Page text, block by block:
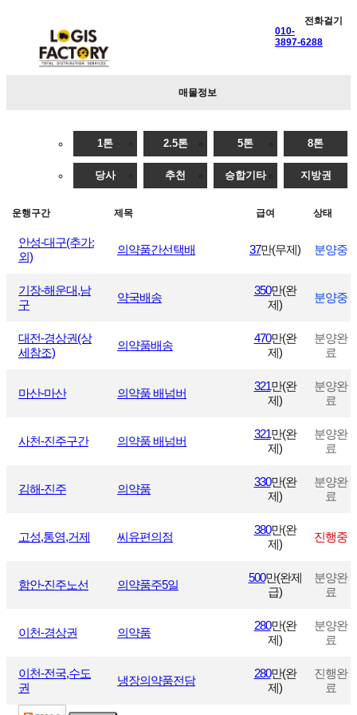
전화걸기
010-
3897-6288
매물정보
1톤 2.5톤 5톤 8톤
당사 추천 승합기타 지방권
운행구간 제목 급여 상태
안성-대구(추가:
외)
의약품간선택배 37만(무제) 분양중
기장-해운대,남
구
약국배송
350만(완
제)
분양중
대전-경상권(상
세참조)
의약품배송
470만(완
제)
분양완
료
마산-마산 의약품 배넘버
321만(완
제)
분양완
료
사천-진주구간 의약품 배넘버
321만(완
제)
분양완
료
김해-진주 의약품
330만(완
제)
분양완
료
고성,통영,거제 씨유편의점
380만(완
제)
진행중
함안-진주노선 의약품주5일
500만(완제
급)
분양완
료
이천-경상권 의약품
280만(완
제)
분양완
료
이천-전국,수도
권
냉장의약품전담
280만(완
제)
진행완
료